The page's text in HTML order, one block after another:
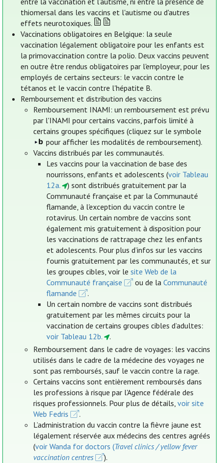
thiomersal dans les vaccins et l'autisme ou d'autres
effets neurotoxiques.
Vaccinations obligatoires en Belgique: la seule
vaccination légalement obligatoire pour les enfants est
la primovaccination contre la polio. Deux vaccins peuvent
en outre être rendus obligatoires par l'employeur, pour les
employés de certains secteurs: le vaccin contre le
tétanos et le vaccin contre l'hépatite B.
Remboursement et distribution des vaccins
Remboursement INAMI: un remboursement est prévu
par l'INAMI pour certains vaccins, parfois limité à
certains groupes spécifiques (cliquez sur le symbole
pour afficher les modalités de remboursement).
Vaccins distribués par les communautés.
Les vaccins pour la vaccination de base des
nourrissons, enfants et adolescents (voir Tableau
12a.
) sont distribués gratuitement par la
Communauté française et par la Communauté
flamande, à l'exception du vaccin contre le
rotavirus. Un certain nombre de vaccins sont
également mis gratuitement à disposition pour
les vaccinations de rattrapage chez les enfants
et adolescents. Pour plus d’infos sur les vaccins
fournis gratuitement par les communautés, et sur
les groupes cibles, voir le site Web de la
Communauté française
ou de la Communauté
flamande
.
Un certain nombre de vaccins sont distribués
gratuitement par les mêmes circuits pour la
vaccination de certains groupes cibles d’adultes:
voir Tableau 12b.
.
Remboursement dans le cadre de voyages: les vaccins
utilisés dans le cadre de la médecine des voyages ne
sont pas remboursés, sauf le vaccin contre la rage.
Certains vaccins sont entièrement remboursés dans
les professions à risque par l'Agence fédérale des
risques professionnels. Pour plus de détails,voir site
Web Fedris
.
L’administration du vaccin contre la fièvre jaune est
légalement réservée aux médecins des centres agréés
(voir Wanda for doctors (Travel clinics / yellow fever
vaccination centres
).